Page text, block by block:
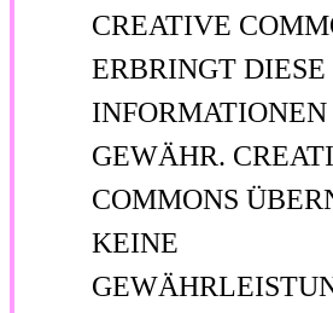
CREATIVE
ERBRINGT DIESE
INFORMATIONEN
GEWÄHR.
COMMONS
KEINE